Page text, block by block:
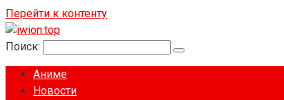
Перейти к контенту
Поиск:
Аниме
Новости